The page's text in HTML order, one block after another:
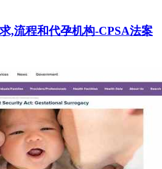
,流程和代孕机构-CPSA法案